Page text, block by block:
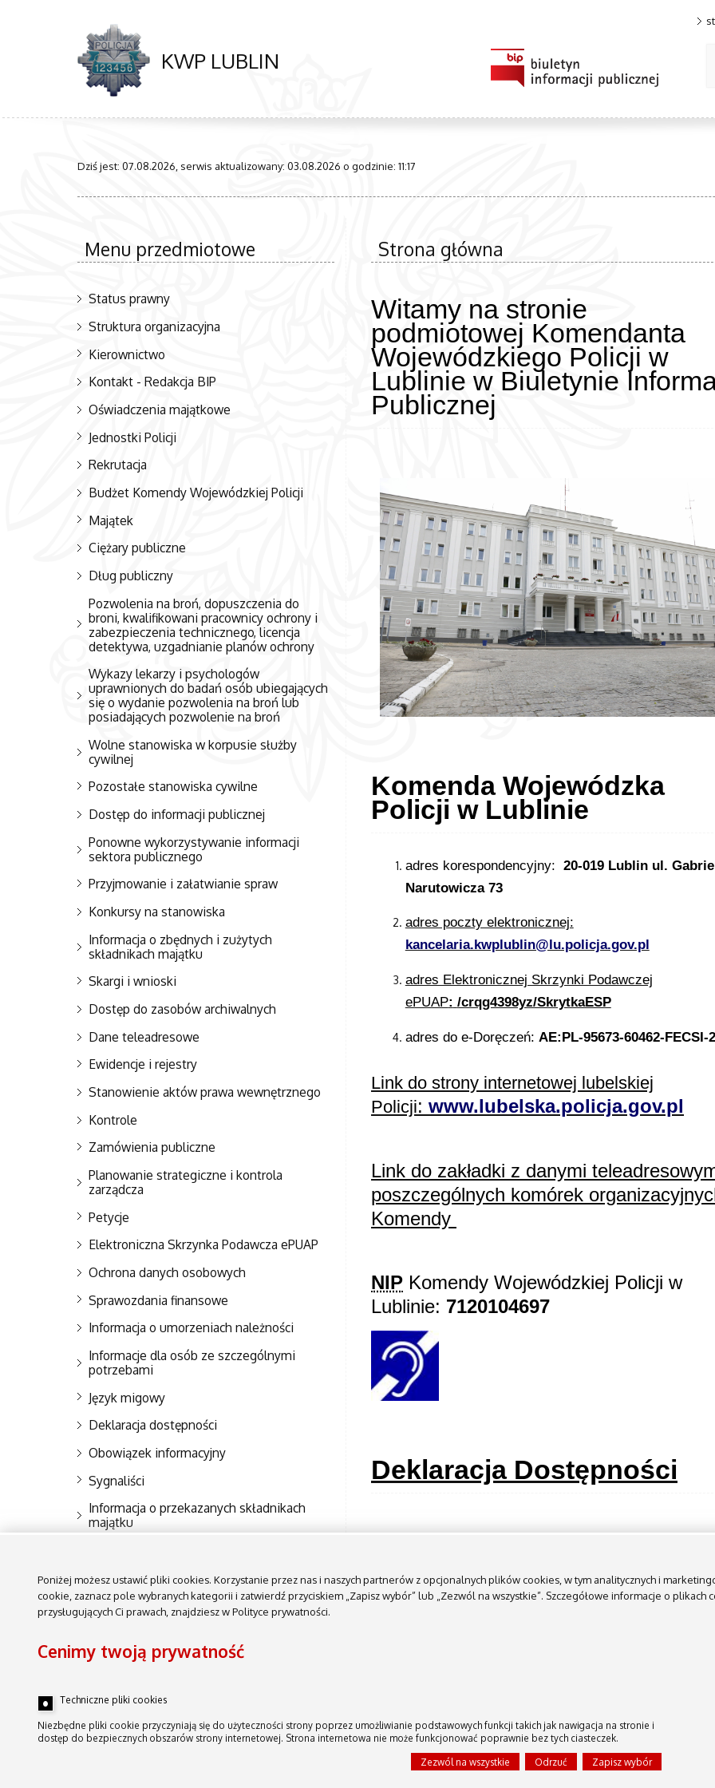
KWP LUBLIN
Dziś jest: 07.08.2026, serwis aktualizowany: 03.08.2026 o godzinie: 11:17
Menu przedmiotowe
Status prawny
Struktura organizacyjna
Kierownictwo
Kontakt - Redakcja BIP
Oświadczenia majątkowe
Jednostki Policji
Rekrutacja
Budżet Komendy Wojewódzkiej Policji
Majątek
Ciężary publiczne
Dług publiczny
Pozwolenia na broń, dopuszczenia do
broni, kwalifikowani pracownicy ochrony i
zabezpieczenia technicznego, licencja
detektywa, uzgadnianie planów ochrony
Wykazy lekarzy i psychologów
uprawnionych do badań osób ubiegających
się o wydanie pozwolenia na broń lub
posiadających pozwolenie na broń
Wolne stanowiska w korpusie służby
cywilnej
Pozostałe stanowiska cywilne
Dostęp do informacji publicznej
Ponowne wykorzystywanie informacji
sektora publicznego
Przyjmowanie i załatwianie spraw
Konkursy na stanowiska
Informacja o zbędnych i zużytych
składnikach majątku
Skargi i wnioski
Dostęp do zasobów archiwalnych
Dane teleadresowe
Ewidencje i rejestry
Stanowienie aktów prawa wewnętrznego
Kontrole
Zamówienia publiczne
Planowanie strategiczne i kontrola
zarządcza
Petycje
Elektroniczna Skrzynka Podawcza ePUAP
Ochrona danych osobowych
Sprawozdania finansowe
Informacja o umorzeniach należności
Informacje dla osób ze szczególnymi
potrzebami
Język migowy
Deklaracja dostępności
Obowiązek informacyjny
Sygnaliści
Informacja o przekazanych składnikach
majątku
Klauzula informacyjna o przetwarzaniu
danych osobowych w związku z
Ogólnopolskim Konkursem „Odblaskowa
Szkoła” 2025
Strona główna
Witamy na stronie
podmiotowej Komendanta
Wojewódzkiego Policji w
Lublinie w Biuletynie
Publicznej
Komenda Wojewódzka
Policji w Lublinie
adres korespondencyjny: 20-019 Lublin ul.
Narutowicza 73
adres poczty elektronicznej:
kancelaria.kwplublin@lu.policja.gov.pl
adres Elektronicznej Skrzynki Podawczej
ePUAP: /crqg4398yz/SkrytkaESP
adres do e-Doręczeń: AE:PL-95673-60462-FECSI-
Link do strony internetowej lubelskiej
Policji: www.lubelska.policja.gov.pl
Link do zakładki z danymi
poszczególnych komórek
Komendy
NIP Komendy Wojewódzkiej Policji w
Lublinie: 7120104697
Deklaracja Dostępności
Serwer niniejszy NIE JEST W ŻADEN SPOSÓB połączony z siecią
Poniżej możesz ustawić pliki cookies. Korzystanie przez nas i naszych partnerów z opcjonalnych plików cookies, w tym analitycznych i
cookie, zaznacz pole wybranych kategorii i zatwierdź przyciskiem „Zapisz wybór” lub „Zezwól na wszystkie”. Szczegółowe informacje o
przysługujących Ci prawach, znajdziesz w Polityce prywatności.
Cenimy twoją prywatność
Techniczne pliki cookies
Niezbędne pliki cookie przyczyniają się do użyteczności strony poprzez umożliwianie podstawowych funkcji takich jak nawigacja na stronie i
dostęp do bezpiecznych obszarów strony internetowej. Strona internetowa nie może funkcjonować poprawnie bez tych ciasteczek.